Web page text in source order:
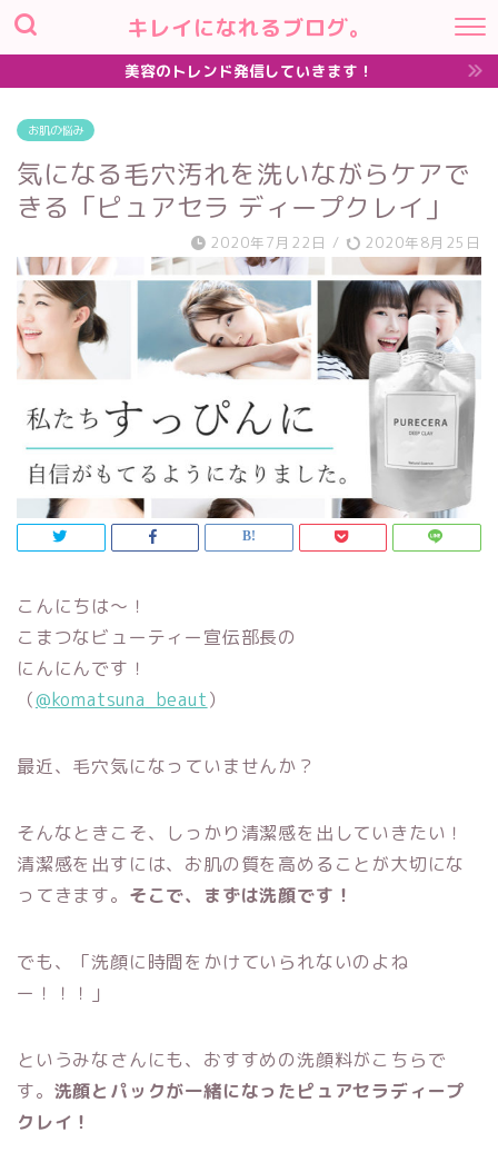
キレイになれるブログ。
美容のトレンド発信していきます！
お肌の悩み
気になる毛穴汚れを洗いながらケアで
きる「ピュアセラ ディープクレイ」
2020年7月22日 / 2020年8月25日
こんにちは～！
こまつなビューティー宣伝部長の
にんにんです！
（@komatsuna_beaut）
最近、毛穴気になっていませんか？
そんなときこそ、しっかり清潔感を出していきたい！
清潔感を出すには、お肌の質を高めることが大切にな
ってきます。 そこで、まずは洗顔です！
でも、「洗顔に時間をかけていられないのよね
ー！！！」
というみなさんにも、おすすめの洗顔料がこちらで
す。 洗顔とパックが一緒になったピュアセラディープ
クレイ！